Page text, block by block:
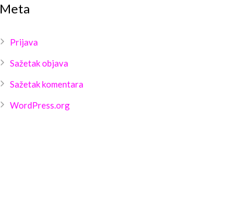
Meta
Prijava
Sažetak objava
Sažetak komentara
WordPress.org